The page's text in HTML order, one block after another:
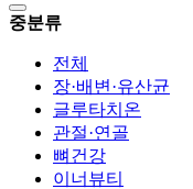
중분류
전체
장·배변·유산균
글루타치온
관절·연골
뼈건강
이너뷰티